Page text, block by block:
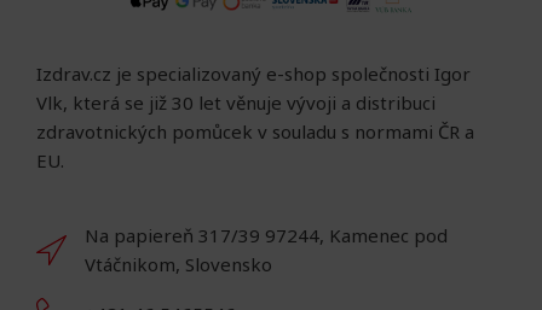
Izdrav.cz je specializovaný e-shop společnosti Igor
Vlk, která se již 30 let věnuje vývoji a distribuci
zdravotnických pomůcek v souladu s normami ČR a
EU.
Na papiereň 317/39 97244, Kamenec pod
Vtáčnikom, Slovensko